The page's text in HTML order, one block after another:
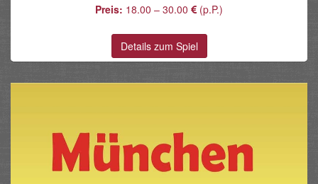
Preis: 18.00 – 30.00 (p.P.)
Details zum Spiel